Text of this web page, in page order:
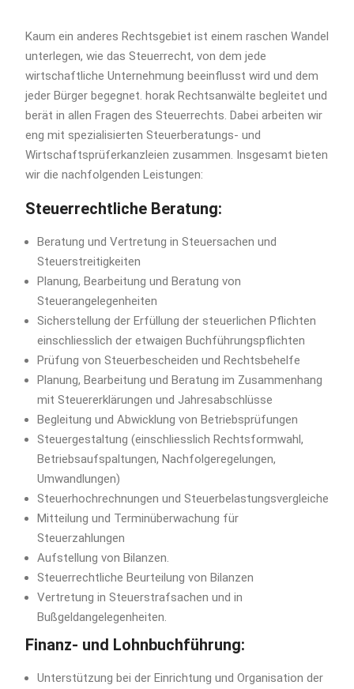
Kaum ein anderes Rechtsgebiet ist einem raschen Wandel
unterlegen, wie das Steuerrecht, von dem jede
wirtschaftliche Unternehmung beeinflusst wird und dem
jeder Bürger begegnet. horak Rechtsanwälte begleitet und
berät in allen Fragen des Steuerrechts. Dabei arbeiten wir
eng mit spezialisierten Steuerberatungs- und
Wirtschaftsprüferkanzleien zusammen. Insgesamt bieten
wir die nachfolgenden Leistungen:
Steuerrechtliche Beratung:
Beratung und Vertretung in Steuersachen und
Steuerstreitigkeiten
Planung, Bearbeitung und Beratung von
Steuerangelegenheiten
Sicherstellung der Erfüllung der steuerlichen Pflichten
einschliesslich der etwaigen Buchführungspflichten
Prüfung von Steuerbescheiden und Rechtsbehelfe
Planung, Bearbeitung und Beratung im Zusammenhang
mit Steuererklärungen und Jahresabschlüsse
Begleitung und Abwicklung von Betriebsprüfungen
Steuergestaltung (einschliesslich Rechtsformwahl,
Betriebsaufspaltungen, Nachfolgeregelungen,
Umwandlungen)
Steuerhochrechnungen und Steuerbelastungsvergleiche
Mitteilung und Terminüberwachung für
Steuerzahlungen
Aufstellung von Bilanzen.
Steuerrechtliche Beurteilung von Bilanzen
Vertretung in Steuerstrafsachen und in
Bußgeldangelegenheiten.
Finanz- und Lohnbuchführung:
Unterstützung bei der Einrichtung und Organisation der